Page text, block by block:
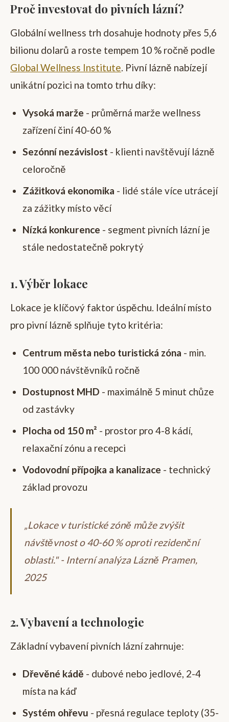
Proč investovat do pivních lázní?
Globální wellness trh dosahuje hodnoty přes 5,6
bilionu dolarů a roste tempem 10 % ročně podle
Global Wellness Institute. Pivní lázně nabízejí
unikátní pozici na tomto trhu díky:
Vysoká marže - průměrná marže wellness
zařízení činí 40-60 %
Sezónní nezávislost - klienti navštěvují lázně
celoročně
Zážitková ekonomika - lidé stále více utrácejí
za zážitky místo věcí
Nízká konkurence - segment pivních lázní je
stále nedostatečně pokrytý
1. Výběr lokace
Lokace je klíčový faktor úspěchu. Ideální místo
pro pivní lázně splňuje tyto kritéria:
Centrum města nebo turistická zóna - min.
100 000 návštěvníků ročně
Dostupnost MHD - maximálně 5 minut chůze
od zastávky
Plocha od 150 m² - prostor pro 4-8 kádí,
relaxační zónu a recepci
Vodovodní přípojka a kanalizace - technický
základ provozu
„Lokace v turistické zóně může zvýšit
návštěvnost o 40-60 % oproti rezidenční
oblasti." - Interní analýza Lázně Pramen,
2025
2. Vybavení a technologie
Základní vybavení pivních lázní zahrnuje:
Dřevěné kádě - dubové nebo jedlové, 2-4
místa na káď
Systém ohřevu - přesná regulace teploty (35-